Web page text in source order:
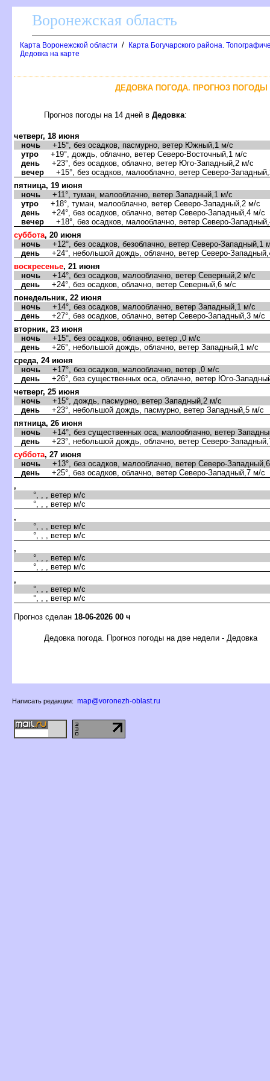
оронежская область
Карта Воронежской области /
Карта Богучарского района.
Дедовка на карте
ДЕДОВКА ПОГОДА. ПРОГНОЗ ПОГОДЫ
Прогноз погоды на 14 дней Дедовка:
четверг, 18 июня
ночь +15°, без осадков, пасмурно, ветер Южный,1 м/с
утро +19°, дождь, облачно, ветер Северо-Восточный,1 м/с
день +23°, без осадков, облачно, ветер Юго-Западный,2 м/с
ечер +15°, без осадков, малооблачно, ветер Северо-
пятница, 19 июня
ночь +11°, туман, малооблачно, ветер Западный,1 м/с
утро +18°, туман, малооблачно, ветер Северо-Западный,2 м/с
день +24°, без осадков, облачно, ветер Северо-Западный,4 м/с
ечер +18°, без осадков, малооблачно, ветер Северо-
суббота, 20 июня
ночь +12°, без осадков, безоблачно, ветер Северо-Западный,1
день +24°, небольшой дождь, облачно, ветер Северо-
оскресенье, 21 июня
ночь +14°, без осадков, малооблачно, ветер Северный,2 м/с
день +24°, без осадков, облачно, ветер Северный,6 м/с
понедельник, 22 июня
ночь +14°, без осадков, малооблачно, ветер Западный,1 м/с
день +27°, без осадков, облачно, ветер Северо-Западный,3 м/с
торник, 23 июня
ночь +15°, без осадков, облачно, ветер ,0 м/с
день +26°, небольшой дождь, облачно, ветер Западный,1 м/с
среда, 24 июня
ночь +17°, без осадков, малооблачно, ветер ,0 м/с
день +26°, без существенных оса, облачно, ветер Юго-
четверг, 25 июня
ночь +15°, дождь, пасмурно, ветер Западный,2 м/с
день +23°, небольшой дождь, пасмурно, ветер Западный,5 м/с
пятница, 26 июня
ночь +14°, без существенных оса, малооблачно, ветер
день +23°, небольшой дождь, облачно, ветер Северо-
суббота, 27 июня
ночь +13°, без осадков, малооблачно, ветер Северо-
день +25°, без осадков, облачно, ветер Северо-Западный,7 м/с
,
°, , , ветер м/с
°, , , ветер м/с
,
°, , , ветер м/с
°, , , ветер м/с
,
°, , , ветер м/с
°, , , ветер м/с
,
°, , , ветер м/с
°, , , ветер м/с
Прогноз сделан 18-06-2026 00 ч
Дедовка погода. Прогноз погоды на две недели - Дедовка
Написать редакции: map@voronezh-oblast.ru